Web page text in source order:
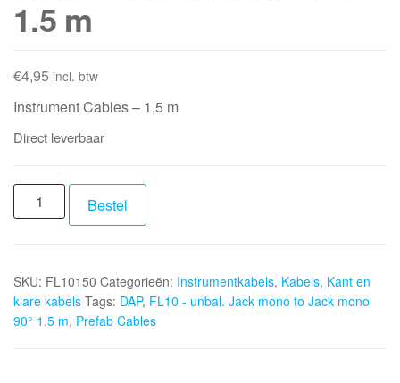
1.5 m
€4,95 incl. btw
Instrument Cables – 1,5 m
Direct leverbaar
DAP
FL10
Jack
mono
to
Bestel
SKU: FL10150 Categorieën: Instrumentkabels, Kabels, Kant en
klare kabels Tags: DAP, FL10 - unbal. Jack mono to Jack mono
90° 1.5 m, Prefab Cables